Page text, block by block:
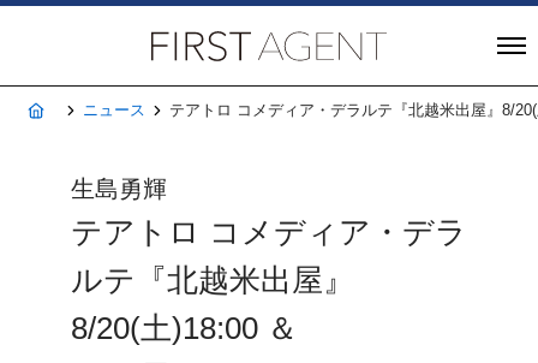
ホームニュース テアトロ コメディア・デラルテ『北越米出屋』8/
生島勇輝
テアトロ コメディア・デラ
ルテ『北越米出屋』
8/20(土)18:00 ＆